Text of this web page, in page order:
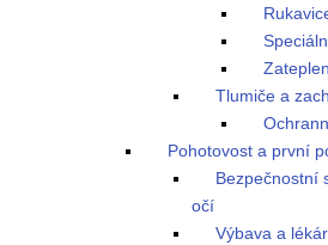
Tlumiče a
Pohotovost a první
Bezpečnostní
očí
Výbava a